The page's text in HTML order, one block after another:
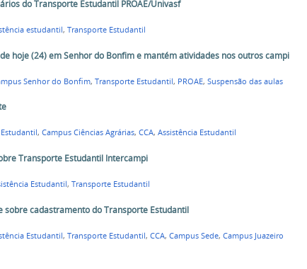
do Transporte Estudantil PROAE/Univasf
estudantil, Transporte Estudantil
hoje (24) em Senhor do Bonfim e mantém atividades nos outros campi
Senhor do Bonfim, Transporte Estudantil, PROAE, Suspensão das aulas
, Campus Ciências Agrárias, CCA, Assistência Estudantil
Transporte Estudantil Intercampi
Estudantil, Transporte Estudantil
sobre cadastramento do Transporte Estudantil
Estudantil, Transporte Estudantil, CCA, Campus Sede, Campus Juazeiro